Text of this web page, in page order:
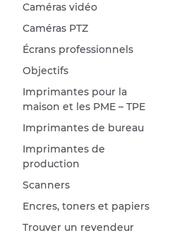
Caméras vidéo
Caméras PTZ
Écrans professionnels
Objectifs
Imprimantes pour la
maison et les PME – TPE
Imprimantes de bureau
Imprimantes de
production
Scanners
Encres, toners et papiers
Trouver un revendeur